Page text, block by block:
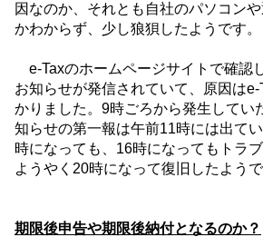
因なのか、それとも自社のパソコン
かわからず、少し狼狽したようです。
e-Taxのホームページサイトで確認
お知らせが発信されていて、原因はe-
かりました。 9時ごろから発生してい
知らせの第一報は午前11時には出て
時になっても、 16時になってもトラ
ようやく 20時になって復旧したようで
期限後申告や期限後納付となるのか？